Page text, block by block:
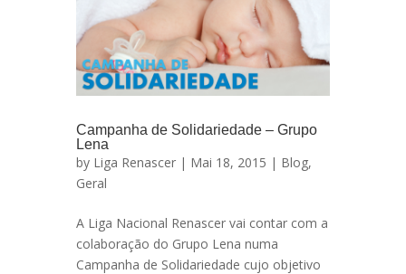
Campanha de Solidariedade – Grupo
Lena
by Liga Renascer | Mai 18, 2015 | Blog,
Geral
A Liga Nacional Renascer vai contar com a
colaboração do Grupo Lena numa
Campanha de Solidariedade cujo objetivo